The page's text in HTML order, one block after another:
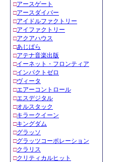
□アースゲート
□アースダイバー
□アイドルファクトリー
□アイファクトリー
□アクアハウス
□あじぱら
□アテナ音楽出版
□イーネット・フロンティア
□インパクトゼロ
□ヴィータ
□エアーコントロール
□エスデジタル
□オルスタック
□キラークイーン
□キングダム
□グラッソ
□グラッツコーポレーション
□クラリス
□クリティカルヒット